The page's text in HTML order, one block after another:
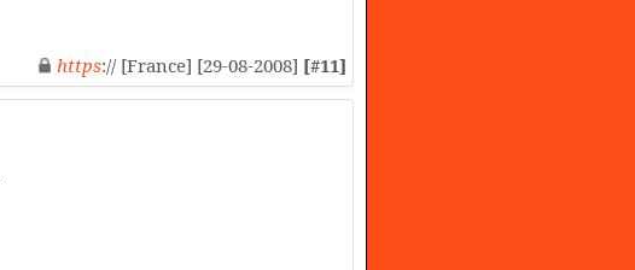
https:// [France] [29-08-2008] [#11]